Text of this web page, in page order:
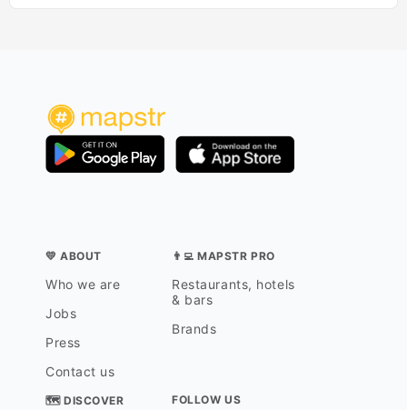
💛 ABOUT
Who we are
Jobs
Press
Contact us
👨‍💻 MAPSTR PRO
Restaurants, hotels
& bars
Brands
🗺 DISCOVER FOLLOW US